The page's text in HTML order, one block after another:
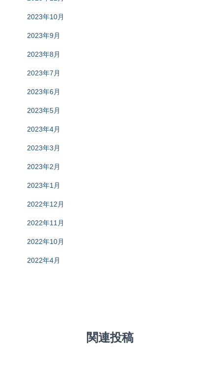
2023年10月
2023年9月
2023年8月
2023年7月
2023年6月
2023年5月
2023年4月
2023年3月
2023年2月
2023年1月
2022年12月
2022年11月
2022年10月
2022年4月
関連投稿